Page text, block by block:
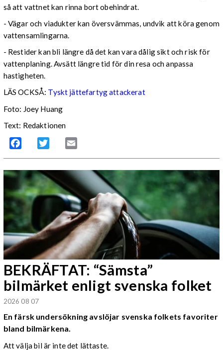
så att vattnet kan rinna bort obehindrat.
- Vägar och viadukter kan översvämmas, undvik att köra genom
vattensamlingarna.
- Restider kan bli längre då det kan vara dålig sikt och risk för
vattenplaning. Avsätt längre tid för din resa och anpassa
hastigheten.
LÄS OCKSÅ: Tyskt jättefartyg attackerat
Foto: Joey Huang
Text: Redaktionen
Facebook Twitter
BEKRÄFTAT: “Sämsta”
bilmärket enligt svenska folket
2026 08 07
En färsk undersökning avslöjar svenska folkets favoriter
bland bilmärkena.
Att välja bil är inte det lättaste.